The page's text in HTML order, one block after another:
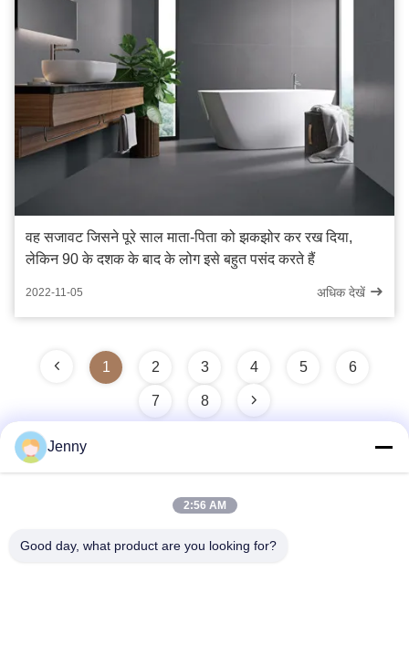
वह सजावट जिसने पूरे साल माता-पिता को झकझोर कर रख दिया,
लेकिन 90 के दशक के बाद के लोग इसे बहुत पसंद करते हैं
2022-11-05 अधिक देखें
1 2 3 4 5 6
7 8
पता
Jenny
2:56 AM
Good day, what product are you looking for?